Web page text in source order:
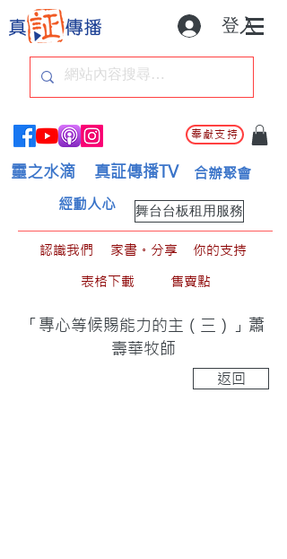
登入
奉獻支持
靈之水滴 真証傳播TV 合辦聚會
舞台台板租用服務
經動人心
認識我們 家書。分享
你的支持
表格下載
售賣點
「專心等候賜能力的主（三）」蕭
壽華牧師
返回